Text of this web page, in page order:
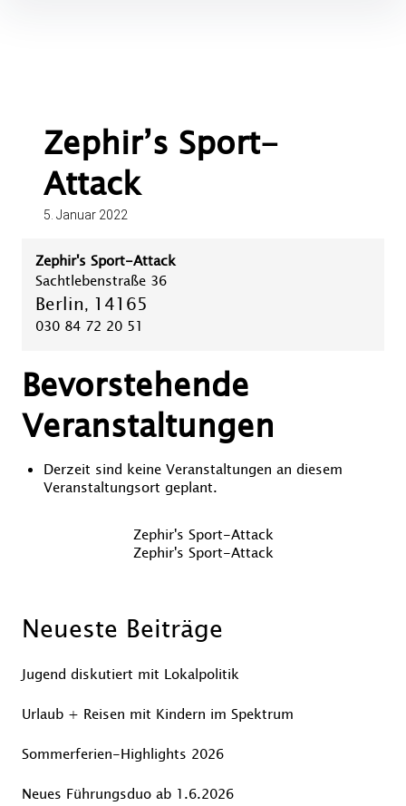
Zephir’s Sport-
Attack
5. Januar 2022
Zephir's Sport-Attack
Sachtlebenstraße 36
Berlin, 14165
030 84 72 20 51
Bevorstehende
Veranstaltungen
Derzeit sind keine Veranstaltungen an diesem
Veranstaltungsort geplant.
Beitragsnavigation
Vorheriger
Beitrag
Zephir's Sport-Attack
Nächster
Zephir's Sport-Attack
Neueste Beiträge
Jugend diskutiert mit Lokalpolitik
Urlaub + Reisen mit Kindern im Spektrum
Sommerferien-Highlights 2026
Neues Führungsduo ab 1.6.2026